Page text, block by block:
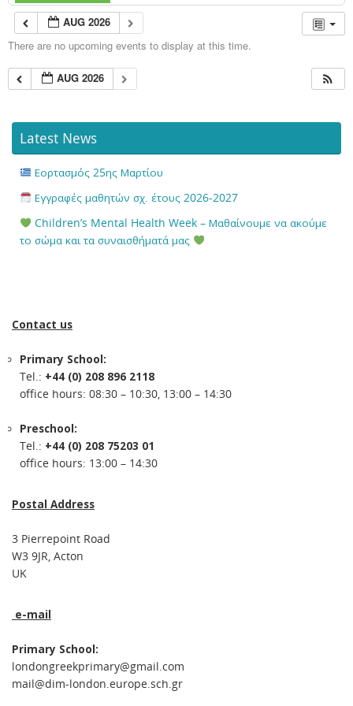
AUG 2026
There are no upcoming events to display at this time.
AUG 2026
Latest News
Εορτασμός 25ης Μαρτίου
Εγγραφές μαθητών σχ. έτους 2026-2027
Children’s Mental Health Week – Μαθαίνουμε να ακούμε
το σώμα και τα συναισθήματά μας
Contact us
Primary School:
Tel.: +44 (0) 208 896 2118
office hours: 08:30 – 10:30, 13:00 – 14:30
Preschool:
Tel.: +44 (0) 208 75203 01
office hours: 13:00 – 14:30
Postal Address
3 Pierrepoint Road
W3 9JR, Acton
UK
e-mail
Primary School:
londongreekprimary@gmail.com
mail@dim-london.europe.sch.gr